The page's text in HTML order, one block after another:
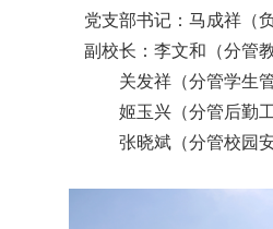
党支部书记：马成祥（
副校长：李文和（分管
关发祥（分管学生
姬玉兴（分管后勤工
张晓斌（分管校园